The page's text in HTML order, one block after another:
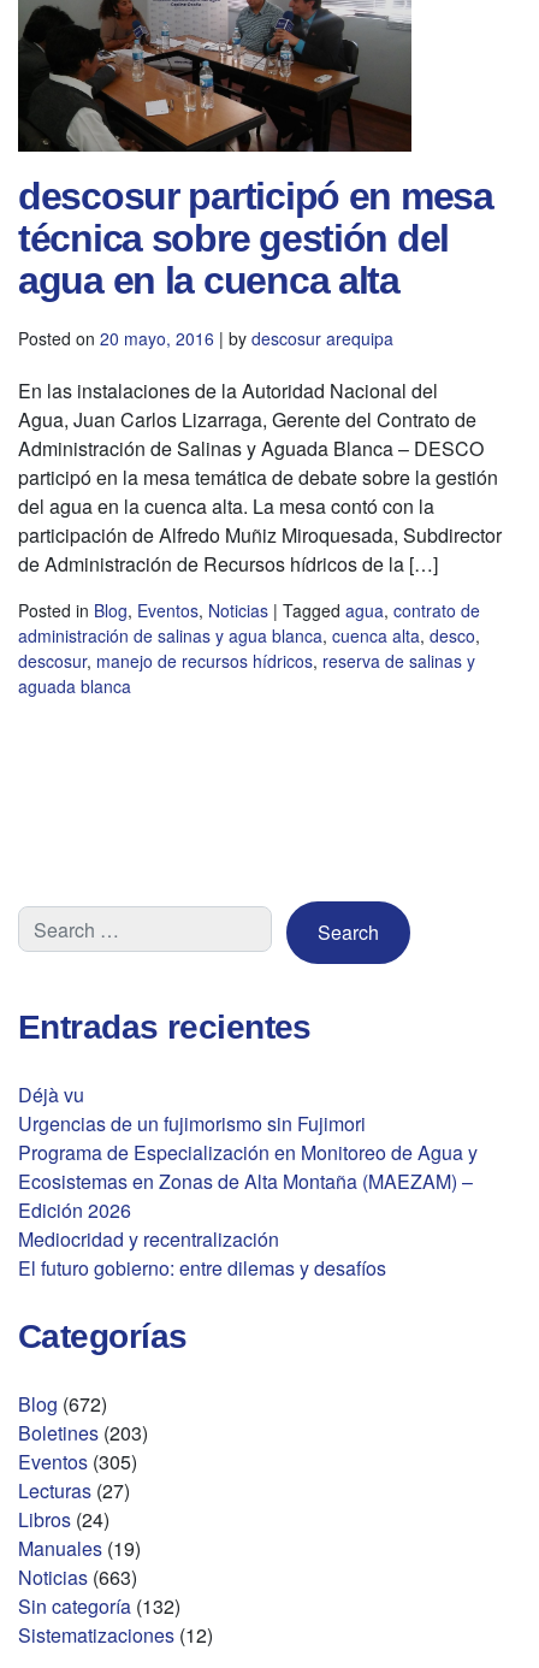
descosur participó en mesa
técnica sobre gestión del
agua en la cuenca alta
Posted on 20 mayo, 2016 | by descosur arequipa
En las instalaciones de la Autoridad Nacional del
Agua, Juan Carlos Lizarraga, Gerente del Contrato de
Administración de Salinas y Aguada Blanca – DESCO
participó en la mesa temática de debate sobre la gestión
del agua en la cuenca alta. La mesa contó con la
participación de Alfredo Muñiz Miroquesada, Subdirector
de Administración de Recursos hídricos de la […]
Posted in Blog, Eventos, Noticias | Tagged agua, contrato de
administración de salinas y agua blanca, cuenca alta, desco,
descosur, manejo de recursos hídricos, reserva de salinas y
aguada blanca
Entradas recientes
Déjà vu
Urgencias de un fujimorismo sin Fujimori
Programa de Especialización en Monitoreo de Agua y
Ecosistemas en Zonas de Alta Montaña (MAEZAM) –
Edición 2026
Mediocridad y recentralización
El futuro gobierno: entre dilemas y desafíos
Categorías
Blog (672)
Boletines (203)
Eventos (305)
Lecturas (27)
Libros (24)
Manuales (19)
Noticias (663)
Sin categoría (132)
Sistematizaciones (12)